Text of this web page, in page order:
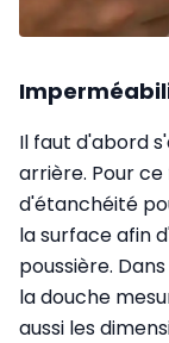
Il faut d'abord
arrière. Pour
d'étanchéité
la surface afin
poussière.
la douche
aussi les